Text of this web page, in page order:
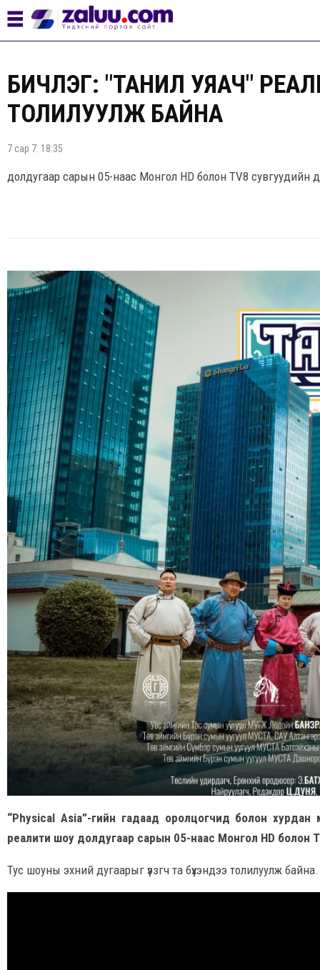
БИЧЛЭГ: "ТАНИЛ УЯАЧ"
ТОЛИЛУУЛЖ БАЙНА
7 сар 7. 18:35
долдугаар сарын 05-наас Монгол HD болон TV8 сувгуудийн
“Physical Asia”-гийн гадаад оролцогчид болон хурдан
реалити шоу долдугаар сарын 05-наас Монгол HD болон
Тус шоуны эхний дугаарыг үэзгч та бүхэндээ толилуулж байна.